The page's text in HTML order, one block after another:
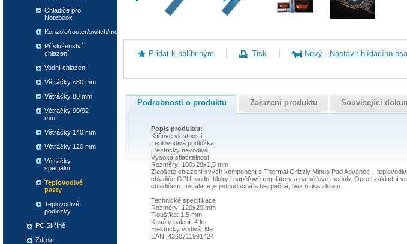
Přidat k oblíbeným Tisk Nový - Nastavit hlídacího psa
Podrobnosti o produktu Zařazení produktu Související
Popis produktu:
Klíčové vlastnosti
Teplovodivá podložka
Elektricky nevodivá
Vysoká stlačitelnost
Rozměry: 100x20x1,5 mm
Zlepšete chlazení svých komponent s Thermal Grizzly Minus Pad Advance –
chladiče GPU, vodní bloky i napěťové regulátory a paměťové moduly. Oproti základní
chladičem. Instalace je jednoduchá a bezpečná, bez rizika zkratu.
Technické specifikace
Rozměry: 120x20 mm
Tloušťka: 1,5 mm
Kusů v balení: 4 ks
Elektricky vodivá: Ne
EAN: 4260711991424
Chladiče pro
Notebook
Konzole/router/switch/modem
Příslušenství
chlazení
Vodní chlazení
Větráčky <80 mm
Větráčky 80 mm
Větráčky 90/92
mm
Větráčky 140 mm
Větráčky 120 mm
Větráčky
speciální
Teplovodivé
pasty
Teplovodivé
podložky
PC Skříně
Zdroje